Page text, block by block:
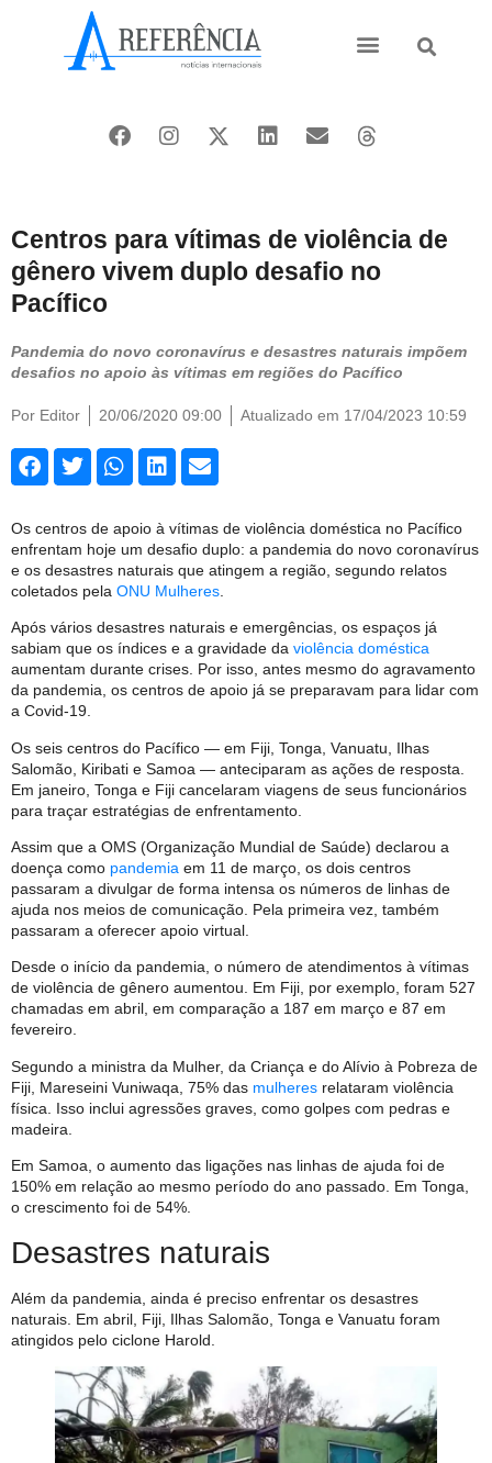
Centros para vítimas de violência de
gênero vivem duplo desafio no
Pacífico
Pandemia do novo coronavírus e desastres naturais impõem
desafios no apoio às vítimas em regiões do Pacífico
Por Editor 20/06/2020 09:00 Atualizado em 17/04/2023 10:59
Os centros de apoio à vítimas de violência doméstica no Pacífico
enfrentam hoje um desafio duplo: a pandemia do novo coronavírus
e os desastres naturais que atingem a região, segundo relatos
coletados pela ONU Mulheres
Após vários desastres naturais e emergências, os espaços já
sabiam que os índices e a gravidade da violência doméstica
aumentam durante crises. Por isso, antes mesmo do agravamento
da pandemia, os centros de apoio já se preparavam para lidar com
a Covid-19.
Os seis centros do Pacífico — em Fiji, Tonga, Vanuatu, Ilhas
Salomão, Kiribati e Samoa — anteciparam as ações de resposta.
Em janeiro, Tonga e Fiji cancelaram viagens de seus funcionários
para traçar estratégias de enfrentamento.
Assim que a OMS (Organização Mundial de Saúde) declarou a
doença como pandemia em 11 de março, os dois centros
passaram a divulgar de forma intensa os números de linhas de
ajuda nos meios de comunicação. Pela primeira vez, também
passaram a oferecer apoio virtual.
Desde o início da pandemia, o número de atendimentos à vítimas
de violência de gênero aumentou. Em Fiji, por exemplo, foram 527
chamadas em abril, em comparação a 187 em março e 87 em
fevereiro.
Segundo a ministra da Mulher, da Criança e do Alívio à Pobreza de
Fiji, Mareseini Vuniwaqa, 75% das mulheres relataram violência
física. Isso inclui agressões graves, como golpes com pedras e
madeira.
Em Samoa, o aumento das ligações nas linhas de ajuda foi de
150% em relação ao mesmo período do ano passado. Em Tonga,
o crescimento foi de 54%.
Desastres naturais
Além da pandemia, ainda é preciso enfrentar os desastres
naturais. Em abril, Fiji, Ilhas Salomão, Tonga e Vanuatu foram
atingidos pelo ciclone Harold.